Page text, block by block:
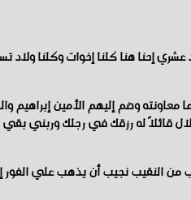
إحنا هنا كلنا إخوات وكلنا
وضم إليهم الأمين إبراهيم
قائلاً له رزقك في رجلك وربني
النقيب نجيب أن يذهب علي الفور